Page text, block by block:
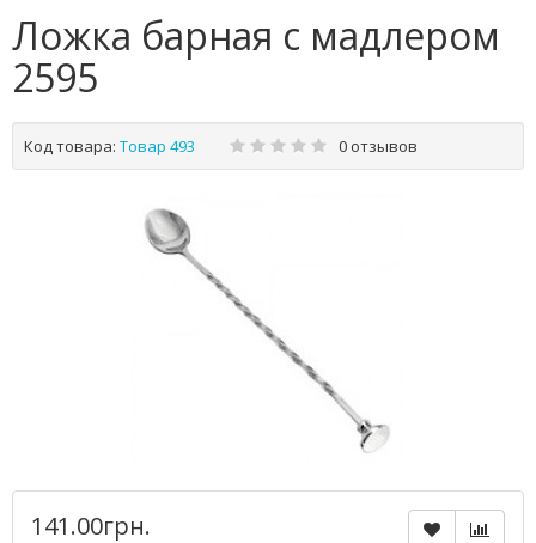
Ложка барная с мадлером
2595
Код товара: Товар 493 0 отзывов
141.00грн.